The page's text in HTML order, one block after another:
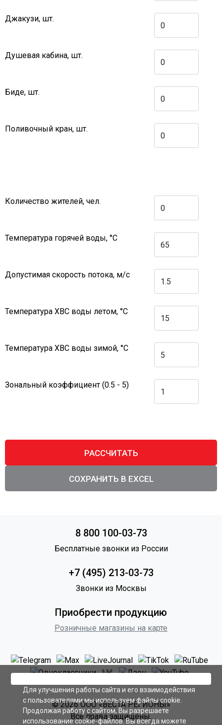
Джакузи, шт.
Душевая кабина, шт.
Биде, шт.
Поливочный кран, шт.
Количество жителей, чел.
Температура горячей воды, °С
Допустимая скорость потока, м/с
Температура ХВС воды летом, °С
Температура ХВС воды зимой, °С
Зональный коэффициент (0.5 - 5)
РАССЧИТАТЬ
СОХРАНИТЬ В EXCEL
8 800 100-03-73
Бесплатные звонки из России
+7 (495) 213-03-73
Звонки из Москвы
Приобрести продукцию
Розничные магазины на карте
© 2026 ООО «ВЕСТА РЕГИОНЫ»
Все права защищены.
Для улучшения работы сайта и его взаимодействия
с пользователями мы используем файлы cookie.
Продолжая работу с сайтом, Вы разрешаете
использование cookie-файлов. Вы всегда можете